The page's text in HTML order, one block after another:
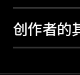
创作者的